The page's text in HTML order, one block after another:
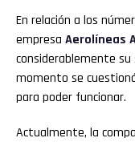
En relación a los
empresa Aerolíneas
considerablemente su
momento se
para poder funcionar.
Actualmente, la